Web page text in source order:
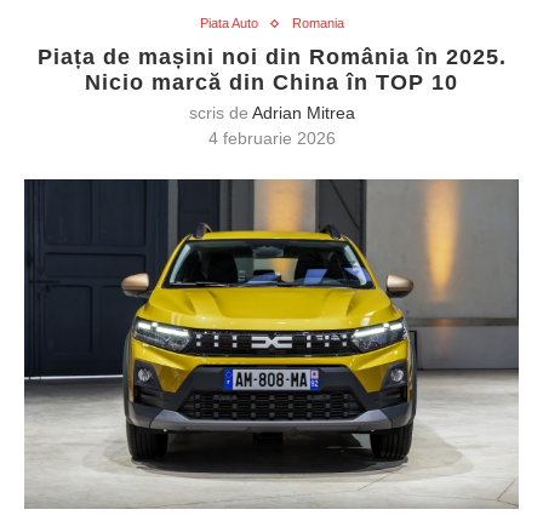
Piata Auto Romania
Piața de mașini noi din România în 2025.
Nicio marcă din China în TOP 10
scris de Adrian Mitrea
4 februarie 2026